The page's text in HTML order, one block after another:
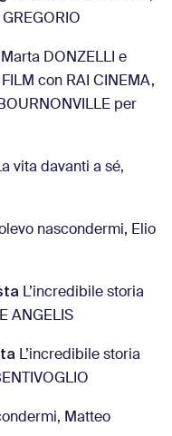
DONZELLI e
con RAI CINEMA,
per
vita davanti a sé,
nascondermi, Elio
L’incredibile storia
ANGELIS
L’incredibile storia
Matteo